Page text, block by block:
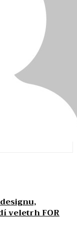
veletrh FOR